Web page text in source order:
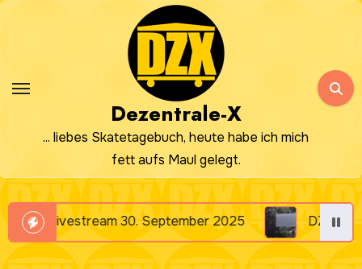
Dezentrale-X
... liebes Skatetagebuch, heute habe ich mich
fett aufs Maul gelegt.
30. September 2025 DZX Livestream